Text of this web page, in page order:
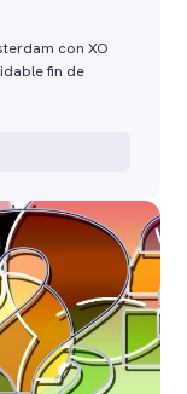
con XO
fin de